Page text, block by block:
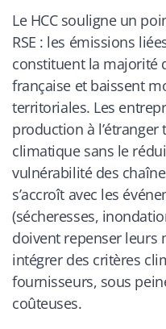
Le HCC souligne un
RSE : les émissions
constituent la majorité
française et baissent
territoriales. Les
production à
climatique sans le
vulnérabilité des
s’accroît avec les
(sécheresses,
doivent repenser leurs
intégrer des critères
fournisseurs, sous
coûteuses.